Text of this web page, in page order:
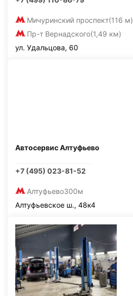
Мичуринский проспект(116 м)
Пр-т Вернадского(1,49 км)
ул. Удальцова, 60
Автосервис Алтуфьево
+7 (495) 023-81-52
Алтуфьево300м
Алтуфьевское ш., 48к4